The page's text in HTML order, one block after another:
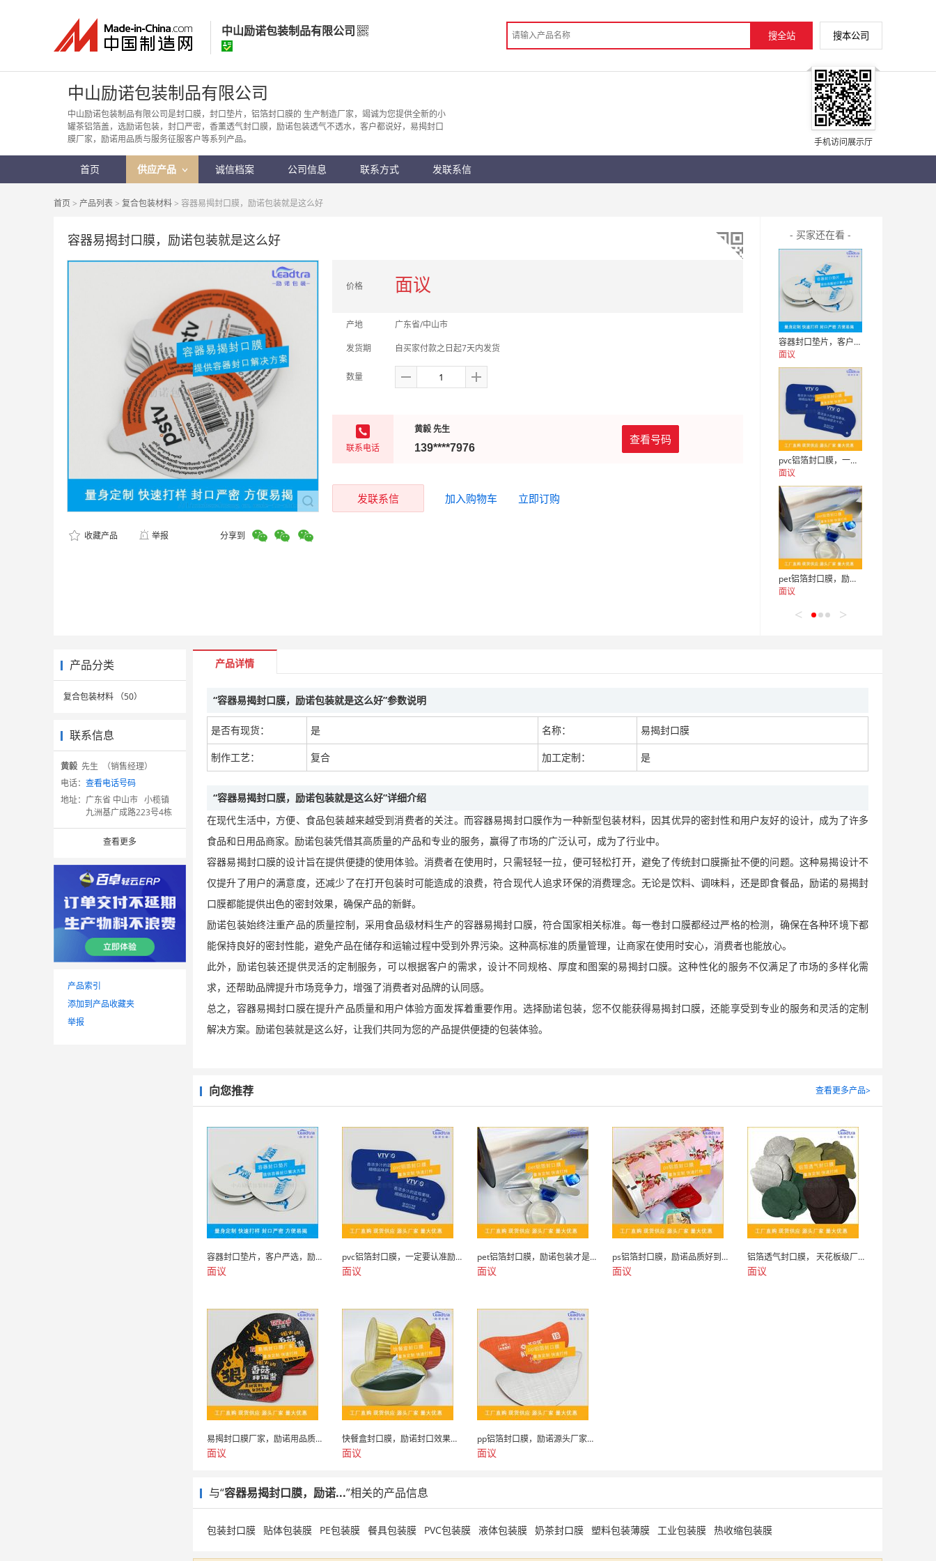
中山励诺包装制品有限公司
中山励诺包装制品有限公司
经营模式：生产制造
所在地区：广东省 中山市
认证信息：
手机访问展示厅
中山励诺包装制品有限公司
中山励诺包装制品有限公司是封口膜，封口垫片，铝箔封口膜的 生产制造厂家，竭诚为您提供全新的小
罐茶铝箔盖，选励诺包装，封口严密，香薰透气封口膜，励诺包装透气不透水，客户都说好，易揭封口
膜厂家，励诺用品质与服务征服客户等系列产品。
手机访问展示厅
首页 供应产品 诚信档案 公司信息 联系方式 发联系信
首页> 产品列表> 复合包装材料> 容器易揭封口膜，励诺包装就是这么好
容器易揭封口膜，励诺包装就是这么好 - 买家还在看 -
容器封口垫片，客户严选，励诺包装
面议
pvc铝箔封口膜，一定要认准励诺包装
面议
pet铝箔封口膜，励诺包装才是正确的打开方式
面议
铝箔透气封口膜， 天花板级厂家——励诺包装
面议
面议
pp铝箔封口膜，励诺源头厂家，量身定制
面议
< >
收藏产品 举报 分享到
价格 面议
产地
广东省/中山市
发货期
自买家付款之日起7天内发货
数量
联系电话
黄毅 先生
139****7976
查看号码
发联系信 加入购物车 立即订购
产品分类
复合包装材料 （50）
联系信息
黄毅 先生 （销售经理）
电话： 查看电话号码
地址： 广东省 中山市 小榄镇
九洲基广成路223号4栋
查看更多
产品索引
添加到产品收藏夹
举报
产品详情
“容器易揭封口膜，励诺包装就是这么好”参数说明
是否有现货： 是 名称： 易揭封口膜
制作工艺： 复合 加工定制： 是
“容器易揭封口膜，励诺包装就是这么好”详细介绍
在现代生活中，方便、食品包装越来越受到消费者的关注。而容器易揭封口膜作为一种新型包装材料，因其优异的密封性和用户友好的设计，成为了许多
食品和日用品商家。励诺包装凭借其高质量的产品和专业的服务，赢得了市场的广泛认可，成为了行业中。
容器易揭封口膜的设计旨在提供便捷的使用体验。消费者在使用时，只需轻轻一拉，便可轻松打开，避免了传统封口膜撕扯不便的问题。这种易揭设计不
仅提升了用户的满意度，还减少了在打开包装时可能造成的浪费，符合现代人追求环保的消费理念。无论是饮料、调味料，还是即食餐品，励诺的易揭封
口膜都能提供出色的密封效果，确保产品的新鲜。
励诺包装始终注重产品的质量控制，采用食品级材料生产的容器易揭封口膜，符合国家相关标准。每一卷封口膜都经过严格的检测，确保在各种环境下都
能保持良好的密封性能，避免产品在储存和运输过程中受到外界污染。这种高标准的质量管理，让商家在使用时安心，消费者也能放心。
此外，励诺包装还提供灵活的定制服务，可以根据客户的需求，设计不同规格、厚度和图案的易揭封口膜。这种性化的服务不仅满足了市场的多样化需
求，还帮助品牌提升市场竞争力，增强了消费者对品牌的认同感。
总之，容器易揭封口膜在提升产品质量和用户体验方面发挥着重要作用。选择励诺包装，您不仅能获得易揭封口膜，还能享受到专业的服务和灵活的定制
解决方案。励诺包装就是这么好，让我们共同为您的产品提供便捷的包装体验。
查看更多产品>
向您推荐
容器封口垫片，客户严选，励诺包装
面议
pvc铝箔封口膜，一定要认准励诺包装
面议
pet铝箔封口膜，励诺包装才是正确的打开方式
面议
ps铝箔封口膜，励诺品质好到惊掉了我的下巴
面议
铝箔透气封口膜， 天花板级厂家——励诺包装
面议
易揭封口膜厂家，励诺用品质与服务征服客户
面议
快餐盒封口膜，励诺封口效果妙不可言
面议
pp铝箔封口膜，励诺源头厂家，量身定制
面议
与“容器易揭封口膜，励诺...”相关的产品信息
包装封口膜 贴体包装膜 PE包装膜 餐具包装膜 PVC包装膜 液体包装膜 奶茶封口膜 塑料包装薄膜 工业包装膜 热收缩包装膜